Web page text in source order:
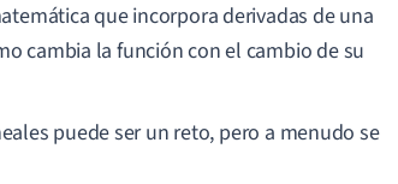
que incorpora derivadas de una
cambia la función con el cambio de su
puede ser un reto, pero a menudo se